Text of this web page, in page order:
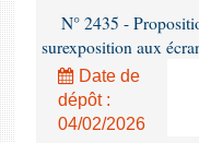
N° 2435 -
surexposition aux
Date de
dépôt :
04/02/2026